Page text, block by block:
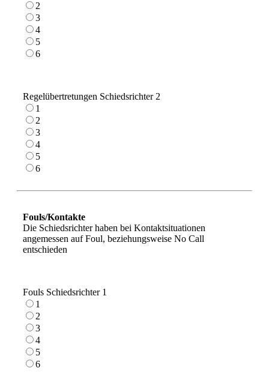
2
3
4
5
6
Regelübertretungen Schiedsrichter 2
1
2
3
4
5
6
Fouls/Kontakte
Die Schiedsrichter haben bei Kontaktsituationen
angemessen auf Foul, beziehungsweise No Call
entschieden
Fouls Schiedsrichter 1
1
2
3
4
5
6